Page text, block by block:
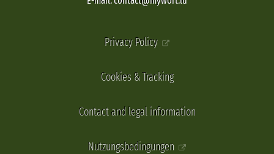
Privacy Policy
Cookies & Tracking
Contact and legal information
Nutzungsbedingungen